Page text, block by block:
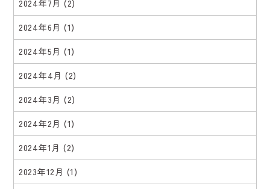
2024年7月 (2)
2024年6月 (1)
2024年5月 (1)
2024年4月 (2)
2024年3月 (2)
2024年2月 (1)
2024年1月 (2)
2023年12月 (1)